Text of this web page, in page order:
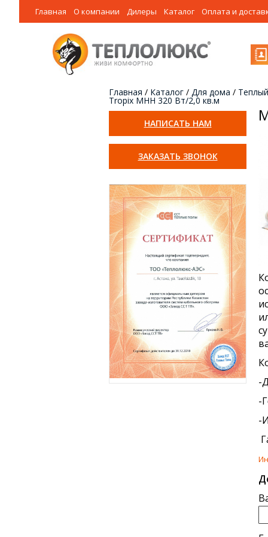
Главная О компании Дилеры Каталог Оплата и
НАПИСАТЬ НАМ
ЗАКАЗАТЬ ЗВОНОК
Главная / Каталог / Для дома /
Tropix МНН 320 Вт/2,0 кв.м
-
-
-